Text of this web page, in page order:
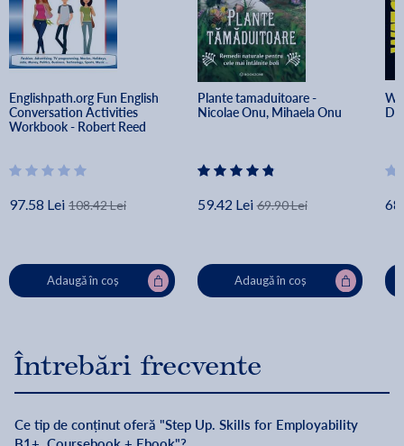
Englishpath.org Fun English
Conversation Activities
Workbook - Robert Reed
97.58 Lei 108.42 Lei
Adaugă în coș
Plante tamaduitoare -
Nicolae Onu, Mihaela Onu
59.42 Lei 69.90 Lei
Adaugă în coș
Întrebări frecvente
Ce tip de conținut oferă "Step Up. Skills for Employability